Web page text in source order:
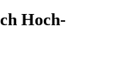
Hoch-